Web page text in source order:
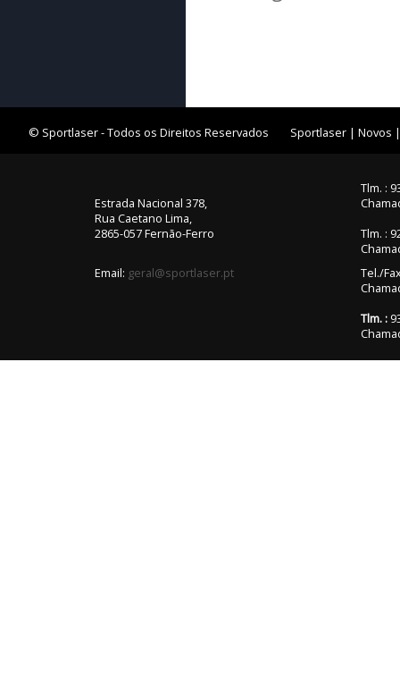
© Sportlaser - Todos os Direitos Reservados Sportlaser |Novos
Estrada Nacional 378,
Rua Caetano Lima,
2865-057 Fernão-Ferro
Email: geral@sportlaser.pt
Tlm. :
Tlm. :
Tel./
Tlm. :